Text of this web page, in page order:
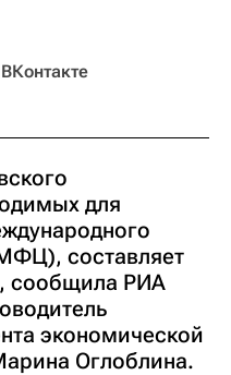
ВКонтакте
для
составляет
сообщила РИА
экономической
Оглоблина.